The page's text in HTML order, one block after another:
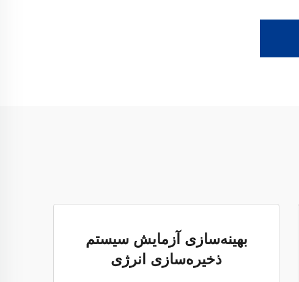
بهینه‌سازی آزمایش سیستم
ذخیره‌سازی انرژی